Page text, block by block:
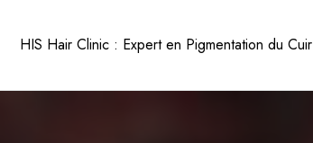
HIS Hair Clinic : Expert en Pigmentation du Cuir